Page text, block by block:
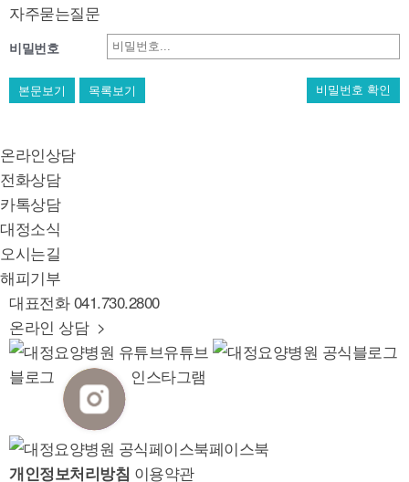
자주묻는질문
비밀번호
본문보기 목록보기 비밀번호 확인
온라인상담
전화상담
카톡상담
대정소식
오시는길
해피기부
대표전화 041.730.2800
온라인 상담 >
유튜브
블로그
인스타그램
페이스북
개인정보처리방침 이용약관